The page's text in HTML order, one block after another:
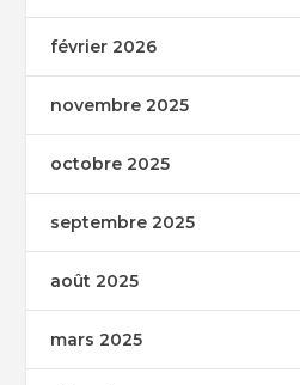
février 2026
novembre 2025
octobre 2025
septembre 2025
août 2025
mars 2025